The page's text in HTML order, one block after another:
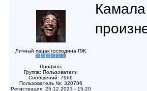
Личный пацак господина ПЖ
Профиль
Группа: Пользователи
Сообщений: 7966
Пользователь №: 320706
Регистрация: 25.12.2023 - 15:20